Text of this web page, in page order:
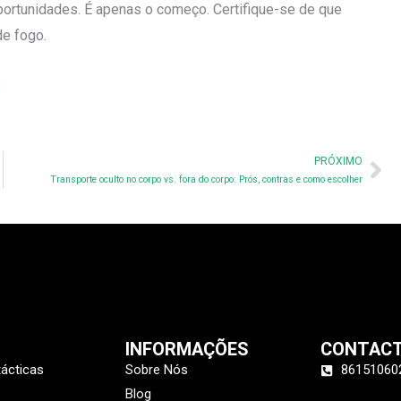
É apenas o começo. Certifique-se de que
fogo.
PRÓXIMO
Transporte oculto no corpo vs. fora do corpo: Prós, contras e como escolher
INFORMAÇÕES
Sobre Nós
Blog